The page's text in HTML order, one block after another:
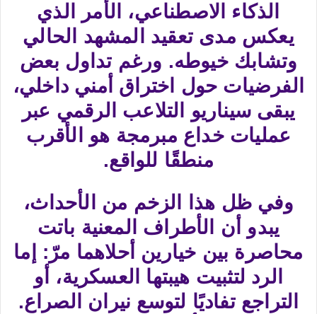
الذكاء الاصطناعي، الأمر الذي
يعكس مدى تعقيد المشهد الحالي
وتشابك خيوطه. ورغم تداول بعض
الفرضيات حول اختراق أمني داخلي،
يبقى سيناريو التلاعب الرقمي عبر
عمليات خداع مبرمجة هو الأقرب
منطقًا للواقع.
وفي ظل هذا الزخم من الأحداث،
يبدو أن الأطراف المعنية باتت
محاصرة بين خيارين أحلاهما مرّ: إما
الرد لتثبيت هيبتها العسكرية، أو
التراجع تفاديًا لتوسع نيران الصراع.